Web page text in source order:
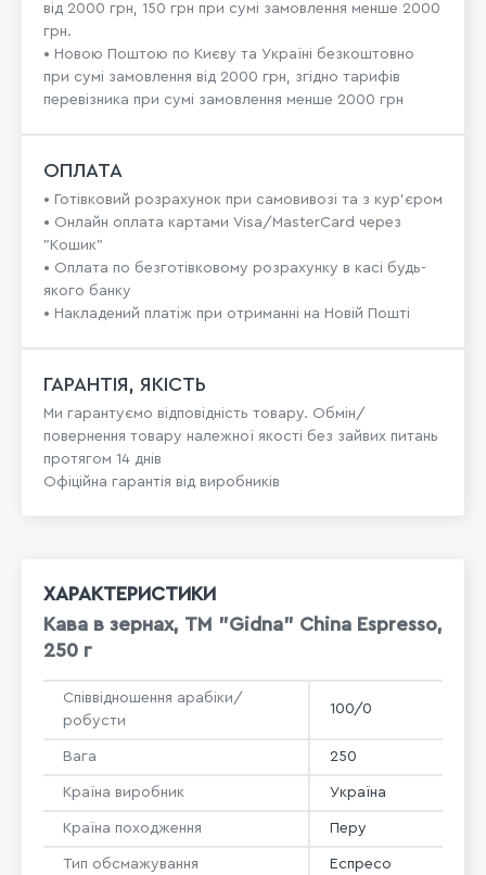
від 2000 грн, 150 грн при сумі замовлення менше 2000
грн.
• Новою Поштою по Києву та Україні безкоштовно
при сумі замовлення від 2000 грн, згідно тарифів
перевізника при сумі замовлення менше 2000 грн
ОПЛАТА
• Готівковий розрахунок при самовивозі та з кур’єром
• Онлайн оплата картами Visa/MasterCard через
"Кошик"
• Оплата по безготівковому розрахунку в касі будь-
якого банку
• Накладений платіж при отриманні на Новій Пошті
ГАРАНТІЯ, ЯКІСТЬ
Ми гарантуємо відповідність товару. Обмін/
повернення товару належної якості без зайвих питань
протягом 14 днів
Офіційна гарантія від виробників
ХАРАКТЕРИСТИКИ
Кава в зeрнах, TM "Gidna" China Espresso,
250 г
Співвідношення арабіки/
робусти
100/0
Вага 250
Країна виробник Україна
Країна походження Перу
Тип обсмажування Еспресо